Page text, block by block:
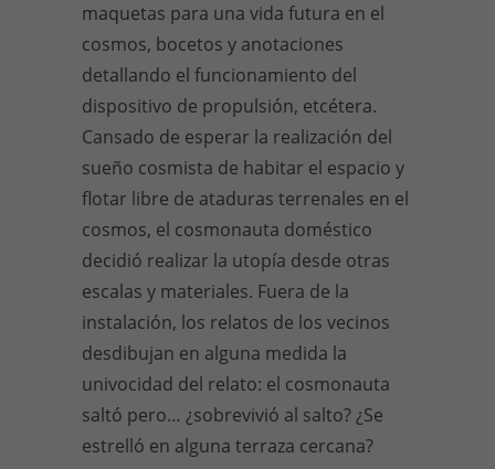
maquetas para una vida futura en el
cosmos, bocetos y anotaciones
detallando el funcionamiento del
dispositivo de propulsión, etcétera.
Cansado de esperar la realización del
sueño cosmista de habitar el espacio y
flotar libre de ataduras terrenales en el
cosmos, el cosmonauta doméstico
decidió realizar la utopía desde otras
escalas y materiales. Fuera de la
instalación, los relatos de los vecinos
desdibujan en alguna medida la
univocidad del relato: el cosmonauta
saltó pero… ¿sobrevivió al salto? ¿Se
estrelló en alguna terraza cercana?